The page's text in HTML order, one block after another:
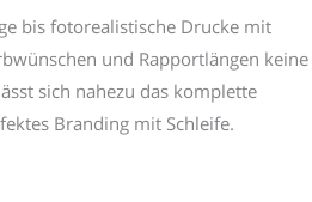
bis fotorealistische Drucke mit
und Rapportlängen keine
sich nahezu das komplette
Branding mit Schleife.